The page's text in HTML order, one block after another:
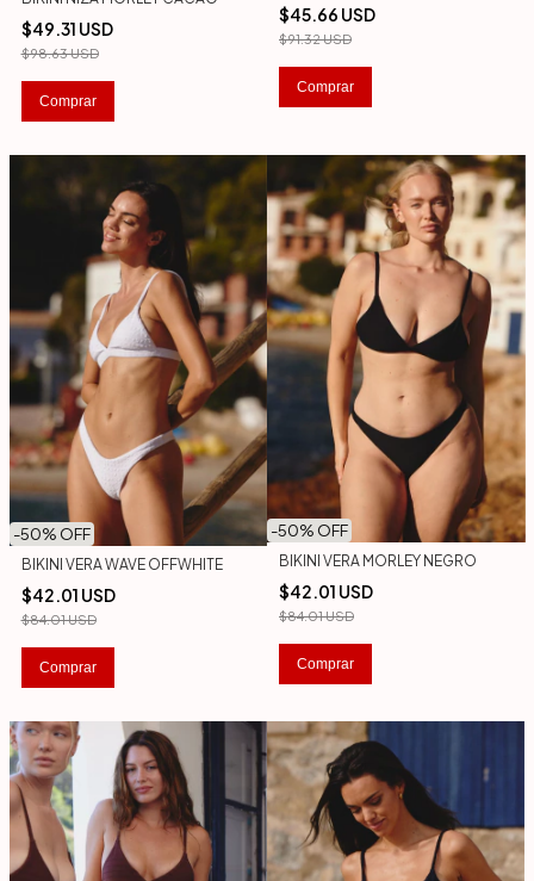
$49.31 USD
$98.63 USD
Comprar
$45.66 USD
$91.32 USD
Comprar
-50% OFF
BIKINI VERA WAVE OFFWHITE
$42.01 USD
$84.01 USD
Comprar
-50% OFF
BIKINI VERA MORLEY NEGRO
$42.01 USD
$84.01 USD
Comprar